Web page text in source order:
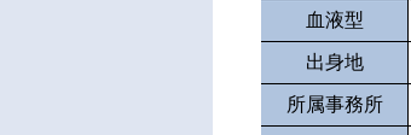
血液型
出身地
所属事務所